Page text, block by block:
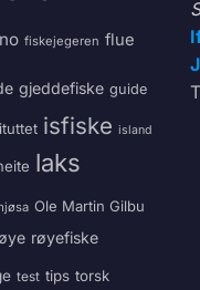
fiskejegeren flue
gjeddefiske guide
isfiske island
laks
Ole Martin Gilbu
røyefiske
test tips torsk